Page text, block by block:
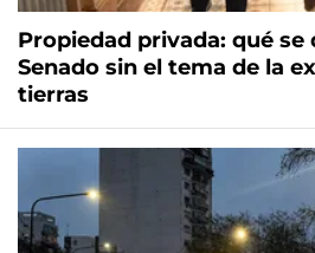
Propiedad privada: qué se
Senado sin el tema de la
tierras